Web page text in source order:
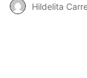
Hildelita